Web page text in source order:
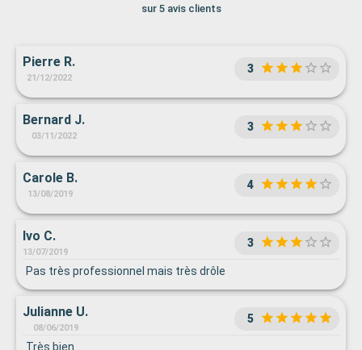
sur 5 avis clients
Pierre R.
21/12/2022
3
Bernard J.
03/11/2022
3
Carole B.
13/08/2019
4
Ivo C.
13/07/2019
3
Pas très professionnel mais très drôle
Julianne U.
08/06/2019
5
Très bien